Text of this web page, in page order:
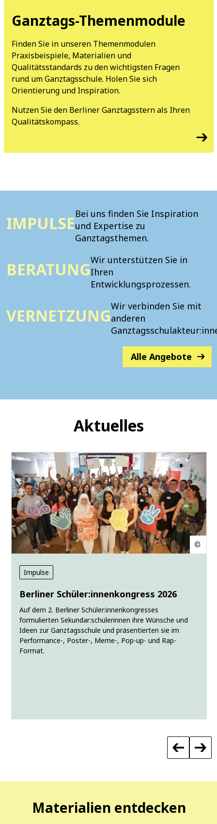
Ganztags-Themenmodule
Finden Sie in unseren Themenmodulen
Praxisbeispiele, Materialien und
Qualitätsstandards zu den wichtigsten Fragen
rund um Ganztagsschule. Holen Sie sich
Orientierung und Inspiration.
Nutzen Sie den Berliner Ganztagsstern als Ihren
Qualitätskompass.
IMPULSEBei uns finden Sie Inspiration
und Expertise zu
Ganztagsthemen.
BERATUNGWir unterstützen Sie in
Ihren
Entwicklungsprozessen.
VERNETZUNGWir verbinden Sie mit
anderen
Alle Angebote
Aktuelles
Impulse
Berliner Schüler:innenkongress 2026
Auf dem 2. Berliner Schüler:innenkongresses
formulierten Sekundar:schülerinnen ihre Wünsche und
Ideen zur Ganztagsschule und präsentierten sie im
Performance-, Poster-, Meme-, Pop-up- und Rap-
Format.
Materialien entdecken